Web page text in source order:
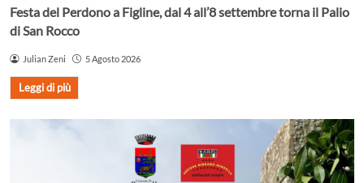
Festa del Perdono a Figline, dal 4 all’8 settembre torna il Palio
di San Rocco
Julian Zeni 5 Agosto 2026
Leggi di più